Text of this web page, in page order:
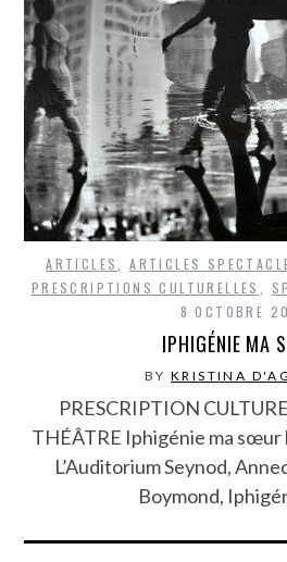
ARTICLES ,ARTICLES
PRESCRIPTIONS CULTURELLES
8 OCTOBRE
IPHIGÉNIE MA
BY KRISTINA
PRESCRIPTION
THÉÂTRE Iphigénie ma sœur
L’Auditorium Seynod,
Boymond,